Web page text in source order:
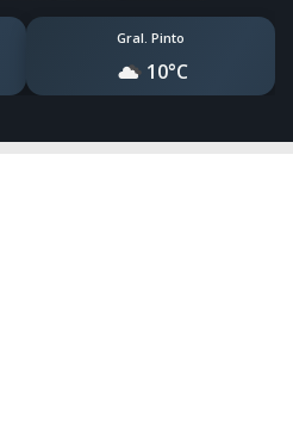
Gral. Pinto
10°C